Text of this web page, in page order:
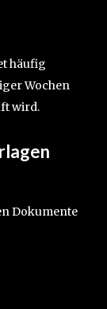
häufig
Wochen
wird.
Dokumente